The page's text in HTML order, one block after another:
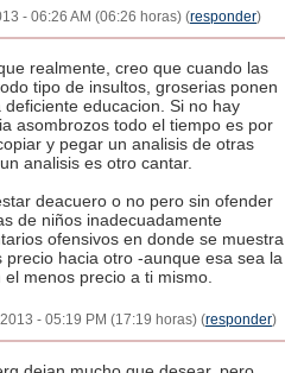
- 06:26 AM (06:26 horas) (responder)
realmente, creo que cuando las
tipo de insultos, groserias ponen
educacion. Si no hay
asombrozos todo el tiempo es por
y pegar un analisis de otras
analisis es otro cantar.
deacuero o no pero sin ofender
de niños inadecuadamente
ofensivos en donde se muestra
hacia otro -aunque esa sea la
menos precio a ti mismo.
- 05:19 PM (17:19 horas) (responder)